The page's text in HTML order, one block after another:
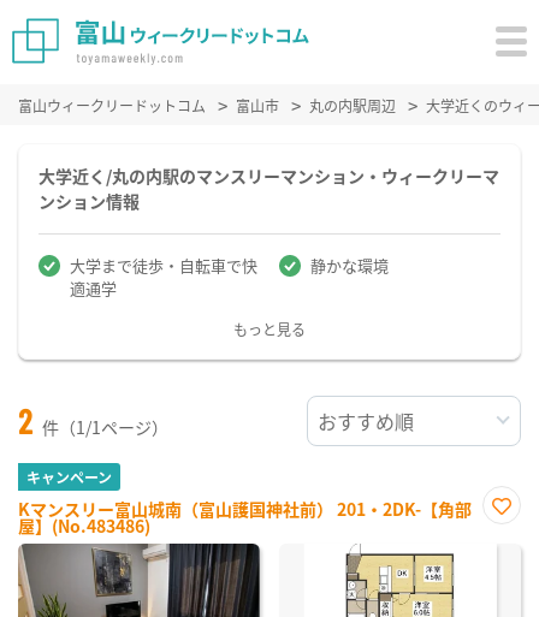
富山ウィークリードットコム 富山市 丸の内駅周辺 大学近くのウィ
大学近く/丸の内駅のマンスリーマンション・ウィークリーマ
ンション情報
大学まで徒歩・自転車で快
適通学
静かな環境
もっと見る
2 件（1/1ページ）
キャンペーン
Kマンスリー富山城南（富山護国神社前） 201・2DK-【角部
屋】(No.483486)
に入